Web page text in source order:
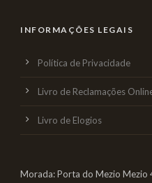
INFORMAÇÕES LEGAIS
Política de Privacidade
Livro de Reclamações
Livro de Elogios
Morada: Porta do Mezio Mezio